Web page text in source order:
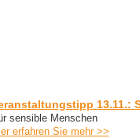
13.11.:
sensible Menschen
erfahren Sie mehr >>